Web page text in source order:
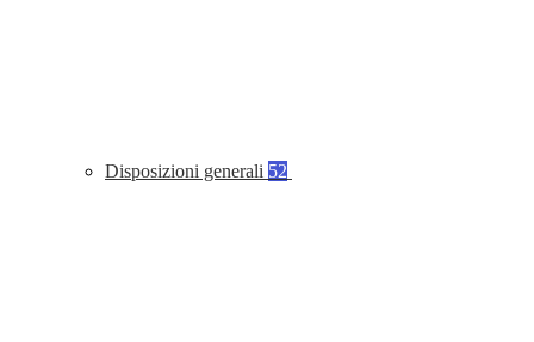
Disposizioni generali 52